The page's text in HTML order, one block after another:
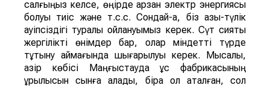
салғыңыз келсе, өңірде арзан электр энергиясы
болуы тиіс және т.с.с. Сондай-ақ, біз азық-түлік
қауіпсіздігі туралы ойлануымыз керек. Сүт сияқты
жергілікті өнімдер бар, олар міндетті түрде
тұтыну аймағында шығарылуы керек. Мысалы,
қазір көбісі Маңғыстауда құс фабрикасының
құрылысын сынға алады, бірақ ол ақталған, сол